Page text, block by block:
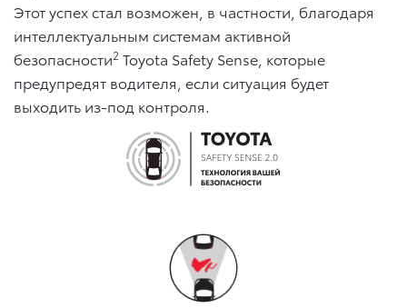
Этот успех стал возможен, в частности, благодаря
интеллектуальным системам активной
безопасности2 Toyota Safety Sense, которые
предупредят водителя, если ситуация будет
выходить из-под контроля.